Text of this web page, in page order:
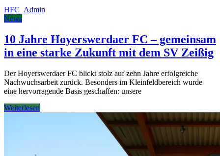
HFC_Admin
News
10 Jahre Hoyerswerdaer FC – gemeinsam
in eine starke Zukunft mit dem SV Zeißig
Der Hoyerswerdaer FC blickt stolz auf zehn Jahre erfolgreiche
Nachwuchsarbeit zurück. Besonders im Kleinfeldbereich wurde
eine hervorragende Basis geschaffen: unsere
Weiterlesen